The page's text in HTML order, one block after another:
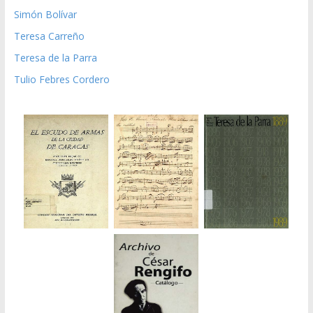
Simón Bolívar
Teresa Carreño
Teresa de la Parra
Tulio Febres Cordero